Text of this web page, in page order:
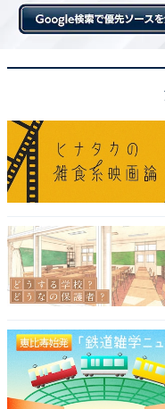
こちらもおすすめ
入学し
校」ラ
倒的1位